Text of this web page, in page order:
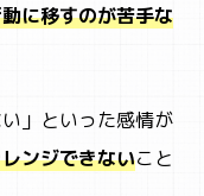
に移すのが苦手な
」といった感情が
ンジできないこと